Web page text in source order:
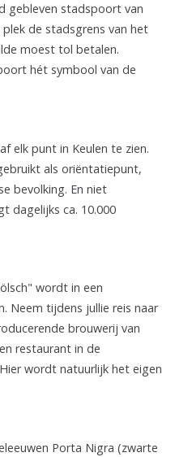
gebleven stadspoort van
de stadsgrens van het
moest tol betalen.
hét symbool van de
elk punt in Keulen te zien.
als oriëntatiepunt,
bevolking. En niet
dagelijks ca. 10.000
wordt in een
Neem tijdens jullie reis naar
brouwerij van
restaurant in de
wordt natuurlijk het eigen
Porta Nigra (zwarte